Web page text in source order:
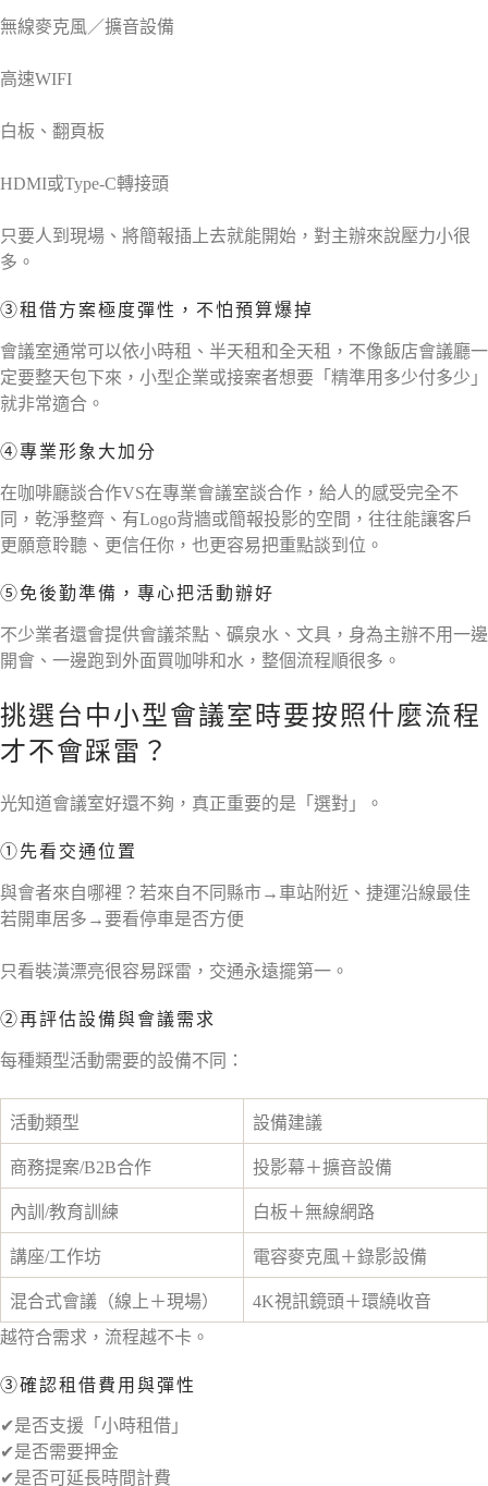
無線麥克風／擴音設備
高速WIFI
白板、翻頁板
HDMI或Type-C轉接頭
只要人到現場、將簡報插上去就能開始，對主辦來說壓力小很
多。
③租借方案極度彈性，不怕預算爆掉
會議室通常可以依小時租、半天租和全天租，不像飯店會議廳一
定要整天包下來，小型企業或接案者想要「精準用多少付多少」
就非常適合。
④專業形象大加分
在咖啡廳談合作VS在專業會議室談合作，給人的感受完全不
同，乾淨整齊、有Logo背牆或簡報投影的空間，往往能讓客戶
更願意聆聽、更信任你，也更容易把重點談到位。
⑤免後勤準備，專心把活動辦好
不少業者還會提供會議茶點、礦泉水、文具，身為主辦不用一邊
開會、一邊跑到外面買咖啡和水，整個流程順很多。
挑選台中小型會議室時要按照什麼流程
才不會踩雷？
光知道會議室好還不夠，真正重要的是「選對」。
①先看交通位置
與會者來自哪裡？若來自不同縣市→車站附近、捷運沿線最佳
若開車居多→要看停車是否方便
只看裝潢漂亮很容易踩雷，交通永遠擺第一。
②再評估設備與會議需求
每種類型活動需要的設備不同：
活動類型 設備建議
商務提案/B2B合作 投影幕＋擴音設備
內訓/教育訓練 白板＋無線網路
講座/工作坊 電容麥克風＋錄影設備
混合式會議（線上＋現場）
4K視訊鏡頭＋環繞收音
越符合需求，流程越不卡。
③確認租借費用與彈性
✔是否支援「小時租借」
✔是否需要押金
✔是否可延長時間計費